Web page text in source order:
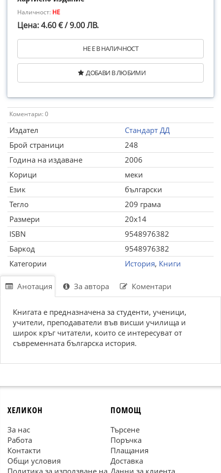
Наличност: НЕ
Цена: 4.60 € / 9.00 ЛВ.
НЕ Е В НАЛИЧНОСТ
ДОБАВИ В ЛЮБИМИ
Коментари: 0
Издател
Стандарт ДД
Брой страници
248
Година на издаване
2006
Корици
меки
Език
български
Тегло
209 грама
Размери
20x14
ISBN
9548976382
Баркод
9548976382
Категории
История, Книги
Анотация За автора Коментари
Книгата е предназначена за студенти, ученици,
учители, преподаватели във висши училища и
широк кръг читатели, които се интересуват от
съвременната българска история.
ХЕЛИКОН
За нас
Работа
Контакти
Общи условия
Политика за използване на
ПОМОЩ
Търсене
Поръчка
Плащания
Доставка
Данни за клиента